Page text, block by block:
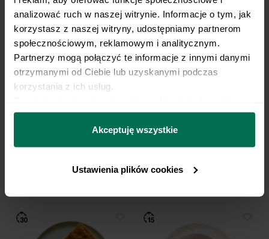
analizować ruch w naszej witrynie. Informacje o tym, jak
korzystasz z naszej witryny, udostępniamy partnerom
społecznościowym, reklamowym i analitycznym.
Partnerzy mogą połączyć te informacje z innymi danymi
otrzymanymi od Ciebie lub uzyskanymi podczas
korzystania z ich usług.
można się z nami skontaktować i w jaki sposób
przetwarzamy dane osobowe w ramach
prywatności.
Akceptuję wszystkie
Ustawienia plików cookies
Zapiekany ryż z orzechami,
Wiśnie pod kruszonką